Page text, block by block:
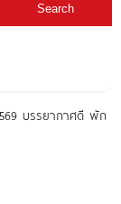
Search
บรรยากาศดี พัก